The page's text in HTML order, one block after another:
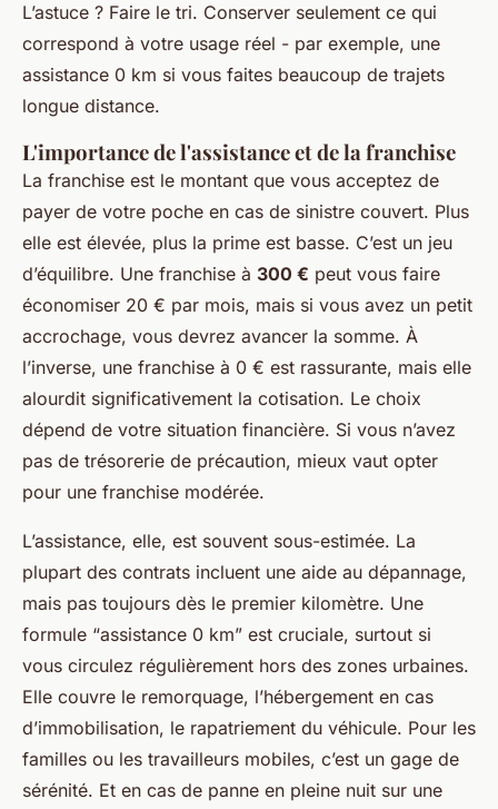
L’astuce ? Faire le tri. Conserver seulement ce qui
correspond à votre usage réel - par exemple, une
assistance 0 km si vous faites beaucoup de trajets
longue distance.
L'importance de l'assistance et de la franchise
La franchise est le montant que vous acceptez de
payer de votre poche en cas de sinistre couvert. Plus
elle est élevée, plus la prime est basse. C’est un jeu
d’équilibre. Une franchise à 300 € peut vous faire
économiser 20 € par mois, mais si vous avez un petit
accrochage, vous devrez avancer la somme. À
l’inverse, une franchise à 0 € est rassurante, mais elle
alourdit significativement la cotisation. Le choix
dépend de votre situation financière. Si vous n’avez
pas de trésorerie de précaution, mieux vaut opter
pour une franchise modérée.
L’assistance, elle, est souvent sous-estimée. La
plupart des contrats incluent une aide au dépannage,
mais pas toujours dès le premier kilomètre. Une
formule “assistance 0 km” est cruciale, surtout si
vous circulez régulièrement hors des zones urbaines.
Elle couvre le remorquage, l’hébergement en cas
d’immobilisation, le rapatriement du véhicule. Pour les
familles ou les travailleurs mobiles, c’est un gage de
sérénité. Et en cas de panne en pleine nuit sur une